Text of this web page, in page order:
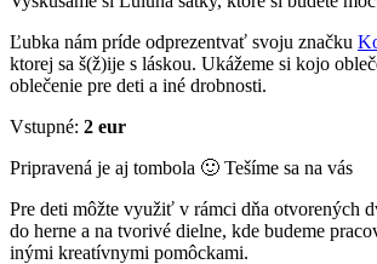
Ľubka nám príde odprezentvať svoju značku
ktorej sa š(ž)ije s láskou. Ukážeme si kojo
oblečenie pre deti a iné drobnosti.
Vstupné: 2 eur
Pripravená je aj tombola 🙂 Tešíme sa na vás
Pre deti môžte využiť v rámci dňa otvorených
do herne a na tvorivé dielne, kde budeme
inými kreatívnymi pomôckami.